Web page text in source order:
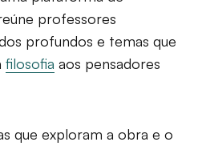
professores
profundos e temas que
filosofia aos pensadores
que exploram a obra e o